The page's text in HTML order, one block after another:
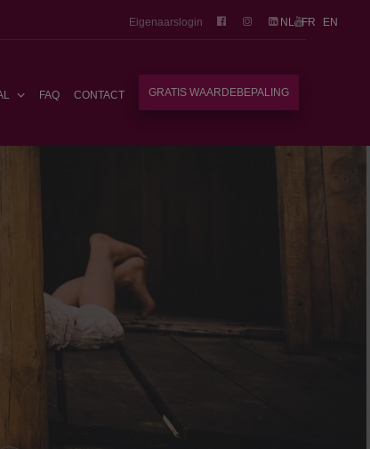
Eigenaarslogin NL FR EN
FAQ CONTACT GRATIS WAARDEBEPALING